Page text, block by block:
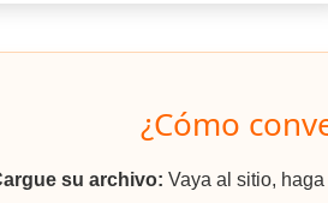
¿Cómo
su archivo: Vaya al sitio,